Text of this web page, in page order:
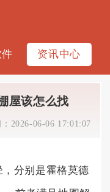
资讯中心
屋该怎么找
2026-06-06 17:01:07
分别是霍格莫德